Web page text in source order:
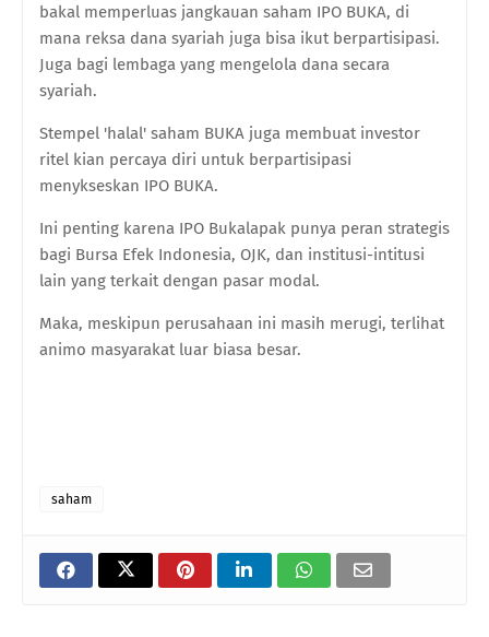
bakal memperluas jangkauan saham IPO BUKA, di
mana reksa dana syariah juga bisa ikut berpartisipasi.
Juga bagi lembaga yang mengelola dana secara
syariah.
Stempel 'halal' saham BUKA juga membuat investor
ritel kian percaya diri untuk berpartisipasi
menykseskan IPO BUKA.
Ini penting karena IPO Bukalapak punya peran strategis
bagi Bursa Efek Indonesia, OJK, dan institusi-intitusi
lain yang terkait dengan pasar modal.
Maka, meskipun perusahaan ini masih merugi, terlihat
animo masyarakat luar biasa besar.
saham